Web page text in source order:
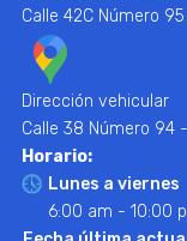
Calle 42C Número
Dirección vehicular
Calle 38 Número 94
Horario:
Lunes a viernes
6:00 am - 10:00